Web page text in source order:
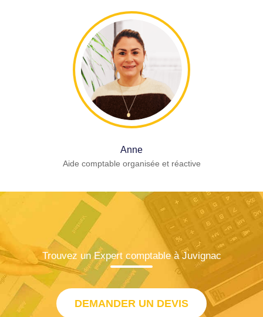
Anne
Aide comptable organisée et réactive
Trouvez un Expert comptable à Juvignac
DEMANDER UN DEVIS